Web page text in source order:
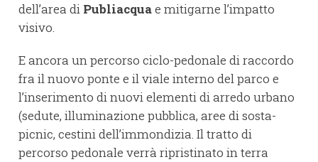
dell’area di Publiacquae mitigarne l’impatto
visivo.
E ancora un percorso ciclo-pedonale di raccordo
fra il nuovo ponte e il viale interno del parco e
l’inserimento di nuovi elementi di arredo urbano
(sedute, illuminazione pubblica, aree di sosta-
picnic, cestini dell’immondizia. Il tratto di
percorso pedonale verrà ripristinato in terra